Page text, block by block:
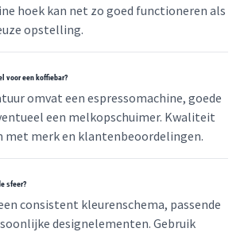
hoek kan net zo goed functioneren als
opstelling.
voor een koffiebar?
omvat een espressomachine, goede
een melkopschuimer. Kwaliteit
met merk en klantenbeoordelingen.
sfeer?
consistent kleurenschema, passende
designelementen. Gebruik